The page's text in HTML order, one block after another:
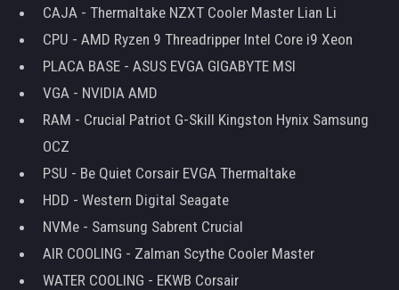
CAJA - Thermaltake NZXT Cooler Master Lian Li
CPU - AMD Ryzen 9 Threadripper Intel Core i9 Xeon
PLACA BASE - ASUS EVGA GIGABYTE MSI
VGA - NVIDIA AMD
RAM - Crucial Patriot G-Skill Kingston Hynix Samsung
OCZ
PSU - Be Quiet Corsair EVGA Thermaltake
HDD - Western Digital Seagate
NVMe - Samsung Sabrent Crucial
AIR COOLING - Zalman Scythe Cooler Master
WATER COOLING - EKWB Corsair